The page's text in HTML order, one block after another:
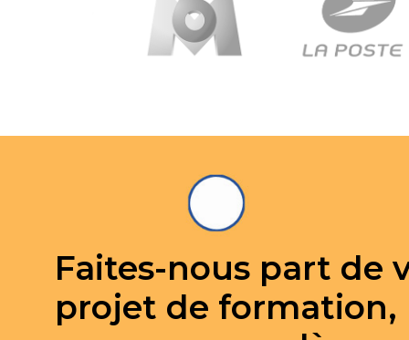
Faites-nous part de
projet de formation,